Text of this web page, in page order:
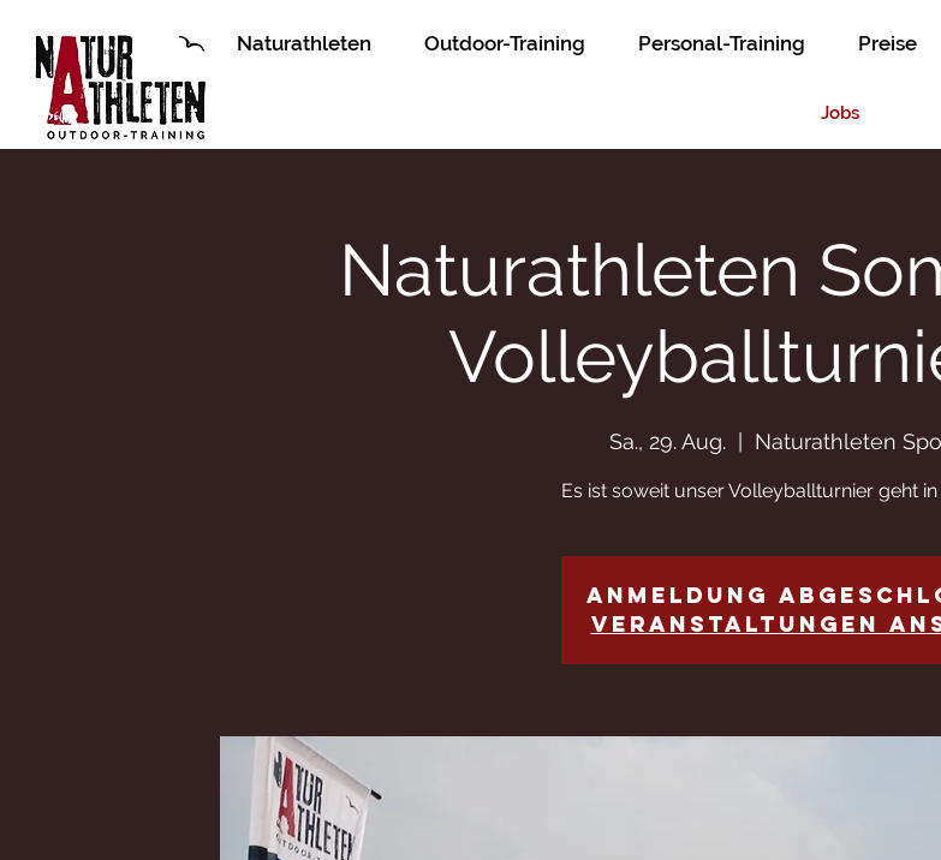
Naturathleten Outdoor-Training Personal-Training Preise
Jobs
Naturathleten
Sa., 29. Aug. Naturathleten
Es ist soweit unser Volleyballturnier geht in
Anmeldung
Veranstaltungen